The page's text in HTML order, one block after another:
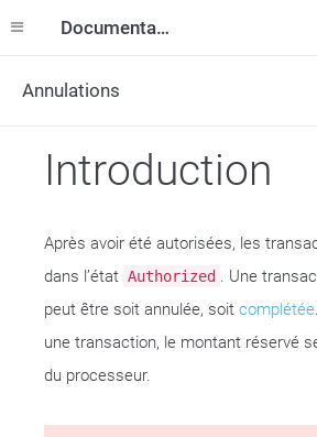
Documentation
Annulations
Introduction
Après avoir été autorisées, les
dans l’état Authorized . Une
peut être soit annulée, soit complétée
une transaction, le montant réservé
du processeur.